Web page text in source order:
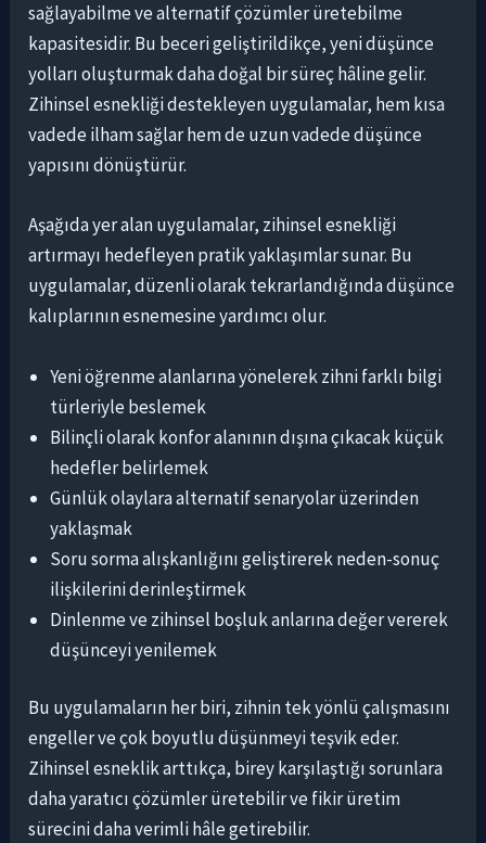
sağlayabilme ve alternatif çözümler üretebilme
kapasitesidir. Bu beceri geliştirildikçe, yeni düşünce
yolları oluşturmak daha doğal bir süreç hâline gelir.
Zihinsel esnekliği destekleyen uygulamalar, hem kısa
vadede ilham sağlar hem de uzun vadede düşünce
yapısını dönüştürür.
Aşağıda yer alan uygulamalar, zihinsel esnekliği
artırmayı hedefleyen pratik yaklaşımlar sunar. Bu
uygulamalar, düzenli olarak tekrarlandığında düşünce
kalıplarının esnemesine yardımcı olur.
Yeni öğrenme alanlarına yönelerek zihni farklı bilgi
türleriyle beslemek
Bilinçli olarak konfor alanının dışına çıkacak küçük
hedefler belirlemek
Günlük olaylara alternatif senaryolar üzerinden
yaklaşmak
Soru sorma alışkanlığını geliştirerek neden-sonuç
ilişkilerini derinleştirmek
Dinlenme ve zihinsel boşluk anlarına değer vererek
düşünceyi yenilemek
Bu uygulamaların her biri, zihnin tek yönlü çalışmasını
engeller ve çok boyutlu düşünmeyi teşvik eder.
Zihinsel esneklik arttıkça, birey karşılaştığı sorunlara
daha yaratıcı çözümler üretebilir ve fikir üretim
sürecini daha verimli hâle getirebilir.